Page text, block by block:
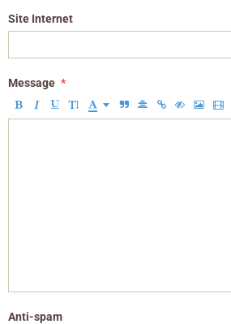
Site Internet
Message
Anti-spam